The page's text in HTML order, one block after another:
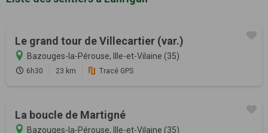
Le grand tour de Villecartier (var.)
Bazouges-la-Pérouse, Ille-et-Vilaine (35)
6h30 23 km Tracé GPS
La boucle de Martigné
Bazouges-la-Pérouse, Ille-et-Vilaine (35)